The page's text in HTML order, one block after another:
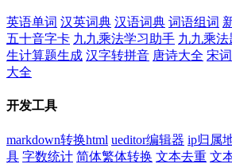
英语单词 汉英词典 汉语词典 词语组词
五十音字卡 九九乘法学习助手 九九乘
生计算题生成 汉字转拼音 唐诗大全 宋
大全
开发工具
markdown转换html ueditor编辑器 ip归属
具 字数统计 简体繁体转换 文本去重 文